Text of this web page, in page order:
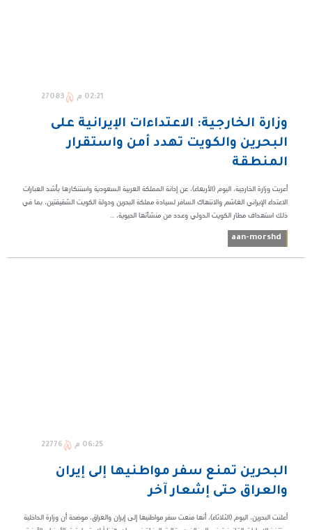
02:21 م 27083
وزارة الخارجية: الاعتداءات الإيرانية على
البحرين والكويت تهدد أمن واستقرار
المنطقة
أعربت وزارة الخارجية، اليوم (الأربعاء)، عن إدانة المملكة العربية السعودية واستنكارها بأشد العبارات
الاعتداء الإيراني الغاشم والانتهاك السافر لسيادة مملكة البحرين ودولة الكويت الشقيقتين، بما في
ذلك استهداف مطار الكويت الدولي وعدد من منشآتها الحيوية، ...
aan-morshd
06:25 م 22776
البحرين تمنع سفر مواطنيها إلى إيران
والعراق حتى إشعار آخر
أعلنت البحرين، اليوم (الثلاثاء)، أنها منعت سفر مواطنيها إلى إيران والعراق، موضحة أن وزارة الداخلية